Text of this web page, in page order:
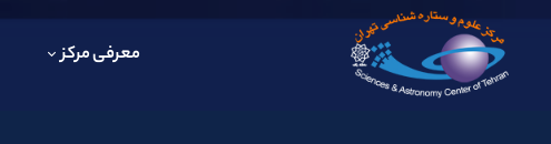
معرفی مرکز